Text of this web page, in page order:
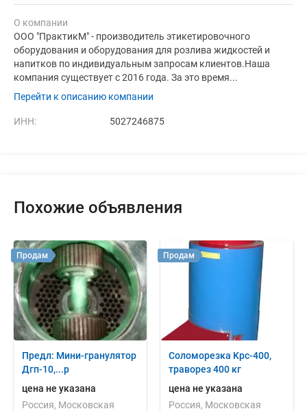
О компании
ООО "ПрактикМ" - производитель этикетировочного
оборудования и оборудования для розлива жидкостей и
напитков по индивидуальным запросам клиентов.Наша
компания существует с 2016 года. За это время...
Перейти к описанию компании
ИНН: 5027246875
Похожие объявления
Предл: Мини-гранулятор
Дгп-10,...р
цена не указана
Россия, Московская
Продам
Соломорезка Kpc-400,
траворез 400 кг
цена не указана
Россия, Московская
Продам